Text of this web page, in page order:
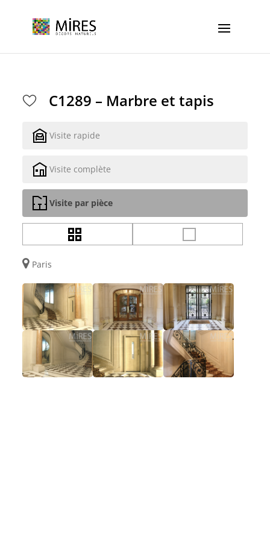
C1289 – Marbre et tapis
Visite rapide
Visite complète
Visite par pièce
Paris